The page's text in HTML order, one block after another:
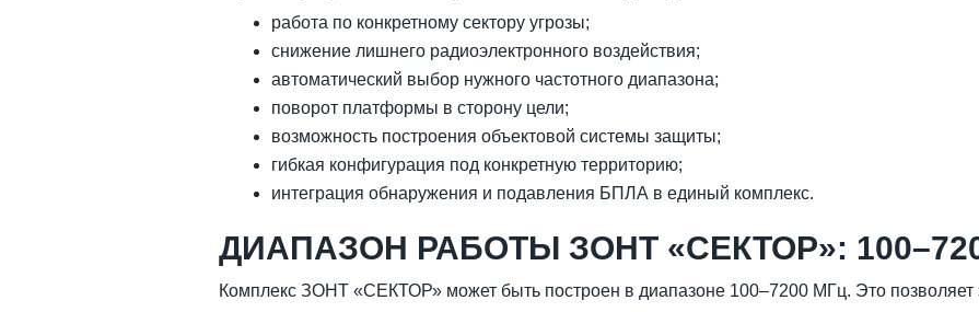
работа по конкретному сектору угрозы;
снижение лишнего радиоэлектронного воздействия;
автоматический выбор нужного частотного диапазона;
поворот платформы в сторону цели;
возможность построения объектовой системы защиты;
гибкая конфигурация под конкретную территорию;
интеграция обнаружения и подавления БПЛА в единый комплекс.
ДИАПАЗОН РАБОТЫ ЗОНТ «СЕКТОР»:
Комплекс ЗОНТ «СЕКТОР» может быть построен в диапазоне 100–7200 МГц. Это позволяет